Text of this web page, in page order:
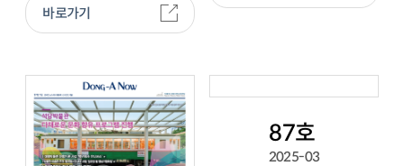
바로가기
87호
2025-03